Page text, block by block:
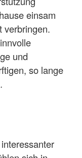
einsam
verbringen.
und
so lange